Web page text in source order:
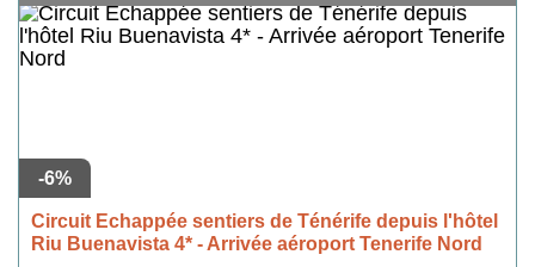
-6%
Circuit Echappée sentiers de Ténérife depuis l'hôtel
Riu Buenavista 4* - Arrivée aéroport Tenerife Nord